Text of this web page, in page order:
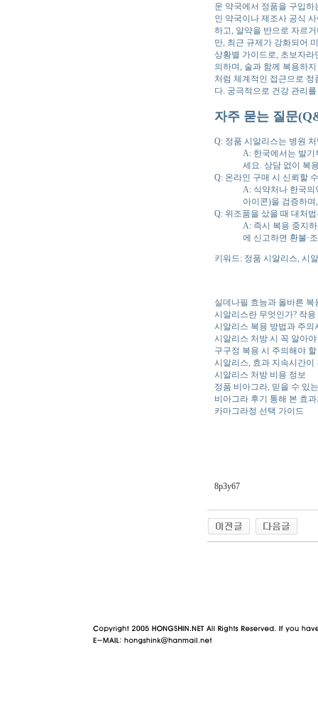
운 약국에서 정품을 구입
인 약국이나 제조사 공식
하고, 알약을 반으로 자르
만, 최근 규제가 강화되어
상황별 가이드로, 초보자
의하며, 술과 함께 복용하
처럼 체계적인 접근으로
다. 궁극적으로 건강 관리
자주 묻는 질문
Q: 정품 시알리스는 병원
A: 한국에서는 발
세요. 상담 없이 복
Q: 온라인 구매 시 신뢰할
A: 식약처나 한국의
아이콘)을 검증하
Q: 위조품을 샀을 때 대처법
A: 즉시 복용 중지
에 신고하면 환불·
키워드: 정품 시알리스, 시
실데나필 효능과 올바른 복
시알리스란 무엇인가? 작
시알리스 복용 방법과 주의
시알리스 처방 시 꼭 알아
구구정 복용 시 주의해야
시알리스, 효과 지속시간이
시알리스 처방 비용 정보
정품 비아그라, 믿을 수 있
비아그라 후기 통해 본 효
카마그라정 선택 가이드
8p3y67